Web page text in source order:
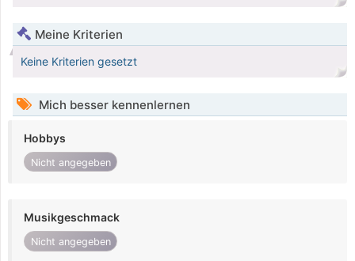
Meine Kriterien
Keine Kriterien gesetzt
Mich besser kennenlernen
Hobbys
Nicht angegeben
Musikgeschmack
Nicht angegeben